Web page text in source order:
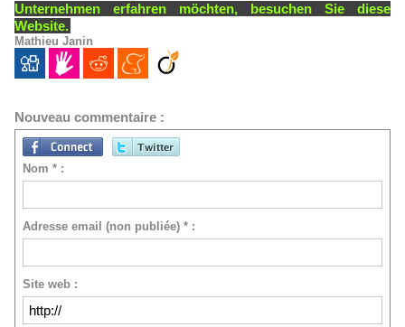
Unternehmen erfahren möchten, besuchen Sie diese
Website.
Mathieu Janin
Nouveau commentaire :
Nom * :
Adresse email (non publiée) * :
Site web :